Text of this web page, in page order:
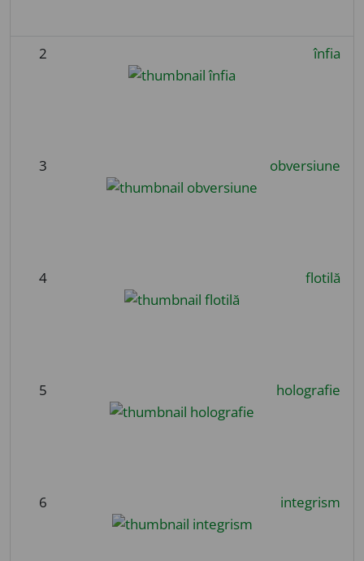
2 înfia
3 obversiune
4 flotilă
5 holografie
6 integrism